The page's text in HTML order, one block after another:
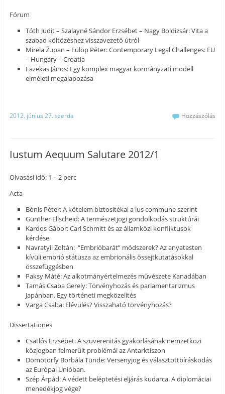
Fórum
Tóth Judit – Szalayné Sándor Erzsébet – Nagy Boldizsár: Vita a
szabad költözéshez visszavezető útról
Mirela Župan – Fülöp Péter: Contemporary Legal Challenges: EU
– Hungary – Croatia
Fazekas János: Egy komplex magyar kormányzati modell
elméleti megalapozása
2012. június 27. szerda Hozzászólás
Iustum Aequum Salutare 2012/1
Olvasási idő: 1 – 2 perc
Acta
Bónis Péter: A kötelem biztosítékai a ius commune szerint
Günther Ellscheid: A természetjogi gondolkodás struktúrái
Kardos Gábor: Carl Schmitt és az államközi konfliktusok
kérdése
Navratyil Zoltán: “Embrióbarát” módszerek? Az anyatesten
kívüli embrió státusza az embrionális őssejtkutatásokkal
összefüggésben
Paksy Máté: Az alkotmányértelmezés művészete Kanadában
Tamás Csaba Gerely: Törvényhozás és parlamentarizmus
Japánban. Egy történeti megközelítés
Varga Csaba: Elévülés? Visszaható törvényhozás?
Dissertationes
Csatlós Erzsébet: A szuverenitás gyakorlásának nemzetközi
közjogban felmerült problémái az Antarktiszon
Dömötörfy Borbála Tünde: Versenyjog és választottbíráskodás
az Európai Unióban.
Szép Árpád: A védett beléptetési eljárás kudarca. A diplomáciai
menedékjog vége?